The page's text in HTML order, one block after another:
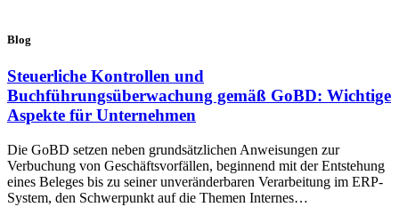
Blog
Steuerliche Kontrollen und
Buchführungsüberwachung gemäß GoBD: Wichtige
Aspekte für Unternehmen
Die GoBD setzen neben grundsätzlichen Anweisungen zur
Verbuchung von Geschäftsvorfällen, beginnend mit der Entstehung
eines Beleges bis zu seiner unveränderbaren Verarbeitung im ERP-
System, den Schwerpunkt auf die Themen Internes…